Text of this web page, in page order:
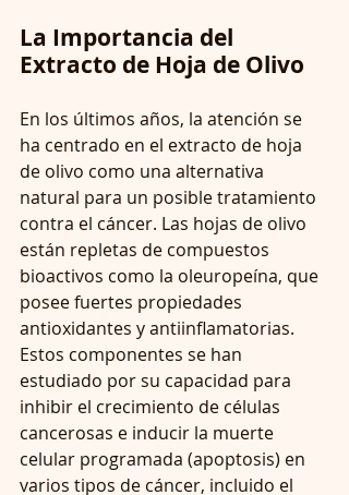
La Importancia del
Extracto de Hoja de Olivo
En los últimos años, la atención se
ha centrado en el extracto de hoja
de olivo como una alternativa
natural para un posible tratamiento
contra el cáncer. Las hojas de olivo
están repletas de compuestos
bioactivos como la oleuropeína, que
posee fuertes propiedades
antioxidantes y antiinflamatorias.
Estos componentes se han
estudiado por su capacidad para
inhibir el crecimiento de células
cancerosas e inducir la muerte
celular programada (apoptosis) en
varios tipos de cáncer, incluido el